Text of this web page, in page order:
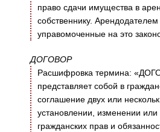
право сдачи имущества в
собственнику. Арендодателем
управомоченные на это
ДОГОВОР
Расшифровка термина:
представляет собой в
соглашение двух или
установлении, изменении
гражданских прав и